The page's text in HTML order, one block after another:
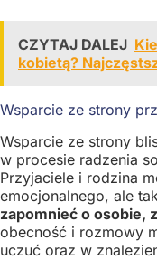
CZYTAJ DALEJ
kobietą?
Wsparcie ze strony
Wsparcie ze strony
w procesie radzenia
Przyjaciele i rodzina
emocjonalnego, ale
zapomnieć o osobie,
obecność i rozmowy
uczuć oraz w